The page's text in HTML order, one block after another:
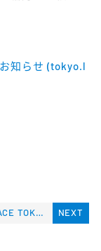
知らせ (tokyo.l
NEXT
THE RAOAD RACE TOKYO TAMA2023 交通規制について